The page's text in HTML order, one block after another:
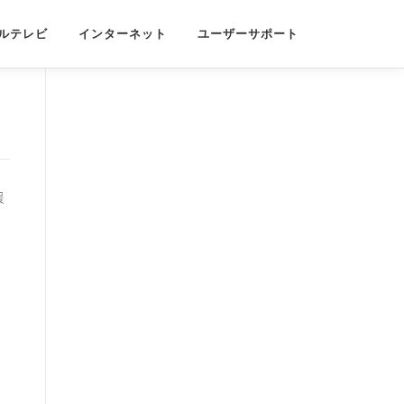
テレビ インターネット ユーザーサポート